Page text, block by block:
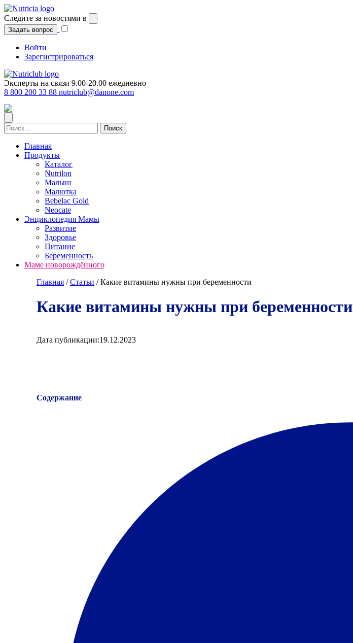
Перейти
к
содержимому
Следите за новостями в
Задать вопрос
Войти
Зарегистрироваться
Эксперты на связи 9.00-20.00 ежедневно
8 800 200 33 88 nutriclub@danone.com
Найти:
Главная
Продукты
Каталог
Nutrilon
Малыш
Малютка
Bebelac Gold
Neocate
Энциклопедия Мамы
Развитие
Здоровье
Питание
Беременность
Маме новорождённого
Главная /Cтатьи /Какие витамины нужны при беременности
Какие витамины нужны при беременности
Дата публикации:19.12.2023
Содержание